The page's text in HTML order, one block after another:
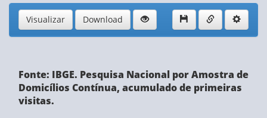
Visualizar Download
Fonte: IBGE. Pesquisa Nacional por Amostra de
Domicílios Contínua, acumulado de primeiras
visitas.